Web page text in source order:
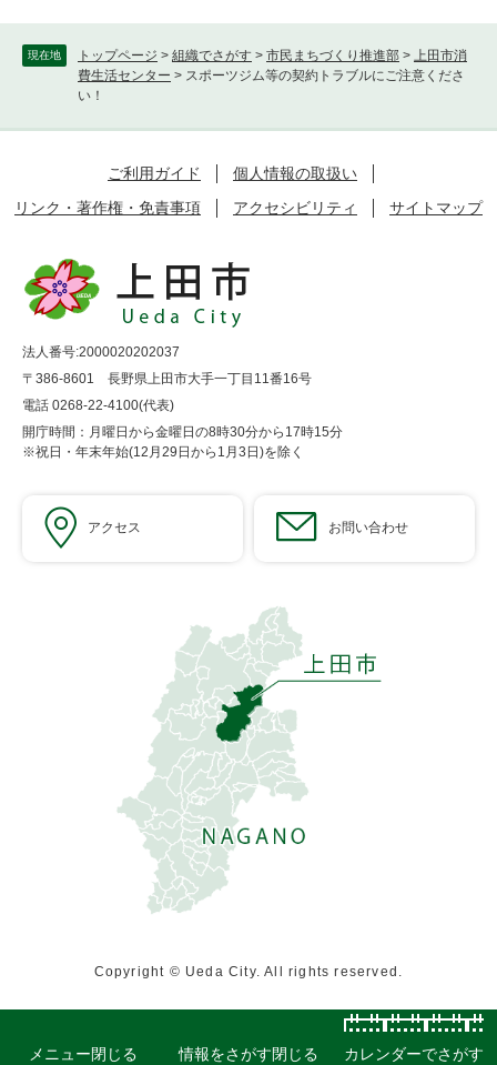
メニュー閉じる 情報をさがす閉じる カレンダーでさがす
現在地 トップページ > 組織でさがす > 市民まちづくり推進部 >
上田市消
費生活センター > スポーツジム等の契約トラブルにご注意くださ
い！
ご利用ガイド
個人情報の取扱い
リンク・著作権・免責事項
アクセシビリティ サイトマップ
法人番号:2000020202037
〒386-8601 長野県上田市大手一丁目11番16号
電話 0268-22-4100(代表)
開庁時間：月曜日から金曜日の8時30分から17時15分
※祝日・年末年始(12月29日から1月3日)を除く
アクセス お問い合わせ
Copyright © Ueda City. All rights reserved.